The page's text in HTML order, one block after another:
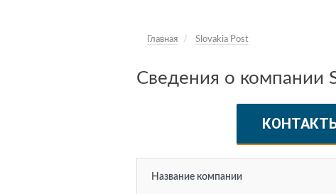
Главная Slovakia Post
Сведения о компании
Название компании